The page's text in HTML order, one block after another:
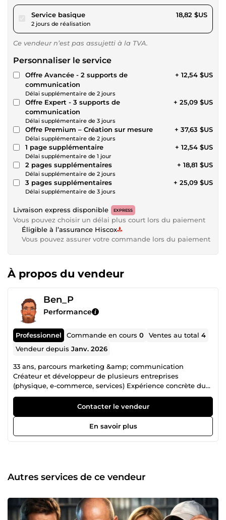
Service basiquepour 17,34 $US
2 jours de réalisation
18,82 $US
Ce vendeur n’est pas assujetti à la TVA.
Personnaliser le service
Offre Avancée - 2 supports de
communication
Délai supplémentaire de 2 jours
+ 12,54 $US
Offre Expert - 3 supports de
communication
Délai supplémentaire de 3 jours
+ 25,09 $US
Offre Premium – Création sur mesure
Délai supplémentaire de 2 jours
+ 37,63 $US
1 page supplémentaire
Délai supplémentaire de 1 jour
+ 12,54 $US
2 pages supplémentaires
Délai supplémentaire de 2 jours
+ 18,81 $US
3 pages supplémentaires
Délai supplémentaire de 3 jours
+ 25,09 $US
Livraison express disponible EXPRESS
Vous pouvez choisir un délai plus court lors du paiement
Éligible à l’assurance Hiscox
Vous pouvez assurer votre commande lors du paiement
À propos du vendeur
Ben_P
Performance
Professionnel Commande en cours0 Ventes au total4
Vendeur depuisJanv. 2026
33 ans, parcours marketing &amp; communication
Créateur et développeur de plusieurs entreprises
(physique, e-commerce, services) Expérience concrète du
terrain et des enjeux business réels Accompagnement
d’entrepreneurs et particuliers à chaque étape de leur
projet Conseils stratégiques, pratiques et orientés résultats
👉 Objectif : t’aider à prendre les bonnes décisions et à
faire avancer ton projet efficacement
Contacter le vendeur
En savoir plus
Autres services de ce vendeur